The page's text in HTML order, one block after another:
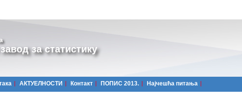
за статистику
АКТУЕЛНОСТИ Контакт ПОПИС 2013. Најчешћa питања